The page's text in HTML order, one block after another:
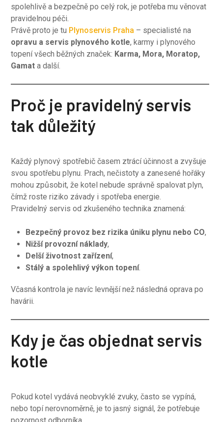
spolehlivě a bezpečně po celý rok, je potřeba mu věnovat
pravidelnou péči.
Právě proto je tu Plynoservis Praha – specialisté na
opravu a servis plynového kotle, karmy i plynového
topení všech běžných značek: Karma, Mora, Moratop,
Gamat a další.
Proč je pravidelný servis
tak důležitý
Každý plynový spotřebič časem ztrácí účinnost a zvyšuje
svou spotřebu plynu. Prach, nečistoty a zanesené hořáky
mohou způsobit, že kotel nebude správně spalovat plyn,
čímž roste riziko závady i spotřeba energie.
Pravidelný servis od zkušeného technika znamená:
Bezpečný provoz bez rizika úniku plynu nebo CO,
Nižší provozní náklady,
Delší životnost zařízení,
Stálý a spolehlivý výkon topení.
Včasná kontrola je navíc levnější než následná oprava po
havárii.
Kdy je čas objednat servis
kotle
Pokud kotel vydává neobvyklé zvuky, často se vypíná,
nebo topí nerovnoměrně, je to jasný signál, že potřebuje